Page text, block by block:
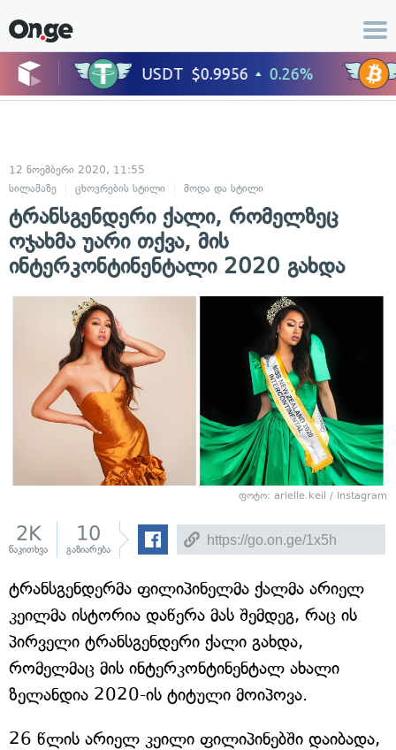
12 ნოემბერი 2020, 11:55
სილამაზე
ცხოვრების სტილი მოდა და სტილი
ტრანსგენდერი ქალი, რომელზეც
ოჯახმა უარი თქვა, მის
ინტერკონტინენტალი 2020 გახდა
ფოტო: arielle.keil / Instagram
2K
წაკითხვა
10
გაზიარება
ტრანსგენდერმა ფილიპინელმა ქალმა არიელ
კეილმა ისტორია დაწერა მას შემდეგ, რაც ის
პირველი ტრანსგენდერი ქალი გახდა,
რომელმაც მის ინტერკონტინენტალ ახალი
ზელანდია 2020-ის ტიტული მოიპოვა.
26 წლის არიელ კეილი ფილიპინებში დაიბადა,